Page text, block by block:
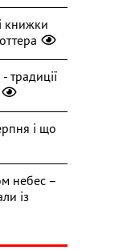
книжки
традиції
і що
небес –
із